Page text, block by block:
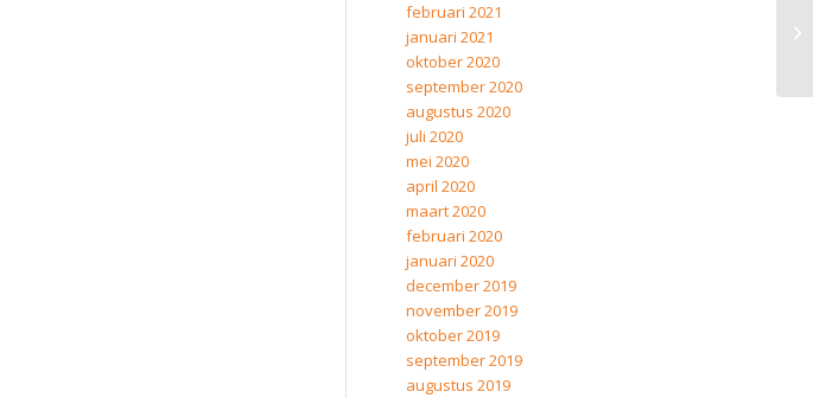
februari 2021
januari 2021
oktober 2020
september 2020
augustus 2020
juli 2020
mei 2020
april 2020
maart 2020
februari 2020
januari 2020
december 2019
november 2019
oktober 2019
september 2019
augustus 2019